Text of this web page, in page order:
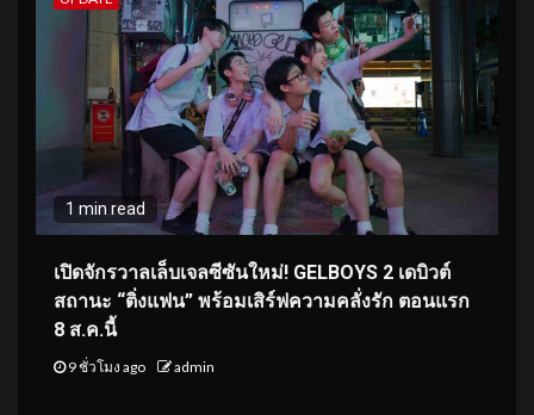
1 min read
เปิดจักรวาลเล็บเจลซีซันใหม่! GELBOYS 2 เดบิวต์
สถานะ “ติ่งแฟน” พร้อมเสิร์ฟความคลั่งรัก ตอนแรก
8 ส.ค.นี้
9 ชั่วโมง ago admin